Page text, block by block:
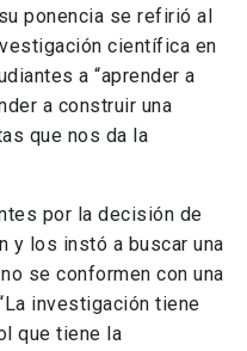
ponencia se refirió al
científica en
a “aprender a
a construir una
que nos da la
por la decisión de
y los instó a buscar una
se conformen con una
investigación tiene
que tiene la